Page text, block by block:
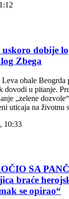
uskoro dobije
Zbega
obale Beogrda
dovodi u pitanje.
„zelene
uticaja na životnu
10:33
SA
braće
se opirao“